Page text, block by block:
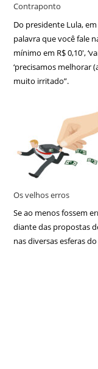
Contraponto
Do presidente Lula,
palavra que você fale
mínimo em R$ 0,10′,
‘precisamos melhorar
muito irritado”.
Os velhos erros
Se ao menos fossem
diante das propostas
nas diversas esferas